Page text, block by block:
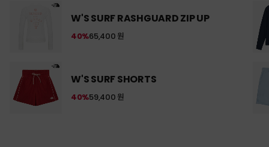
W'S SURF RASHGUARD ZIP UP
65,400 원
40%
W'S SURF SHORTS
59,400 원
40%